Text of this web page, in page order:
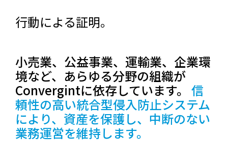
行動による証明。
小売業、公益事業、運輸業、企業環
境など、あらゆる分野の組織が
Convergintに依存しています。 信
頼性の高い統合型侵入防止システム
により、資産を保護し、中断のない
業務運営を維持します。